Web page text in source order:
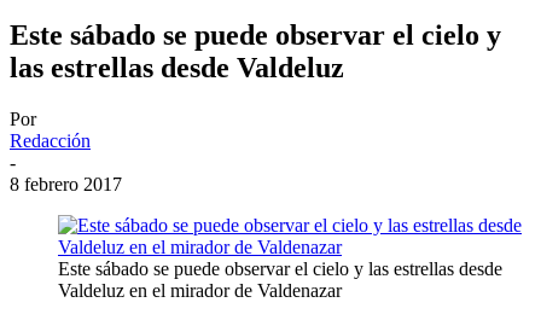
Este sábado se puede observar el cielo y
las estrellas desde Valdeluz
Por
Redacción
-
8 febrero 2017
Este sábado se puede observar el cielo y las estrellas desde
Valdeluz en el mirador de Valdenazar